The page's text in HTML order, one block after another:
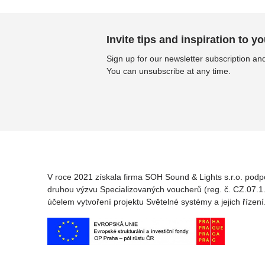
Invite tips and inspiration to
Sign up for our newsletter subscription
You can unsubscribe at any time.
V roce 2021 získala firma SOH Sound & Lights s.r.o.
druhou výzvu Specializovaných voucherů (reg. č.
účelem vytvoření projektu Světelné systémy a jejich